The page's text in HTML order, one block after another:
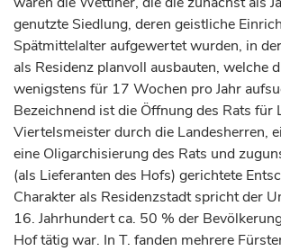
genutzte Siedlung, deren geistliche
Spätmittelalter aufgewertet wurden, in
als Residenz planvoll ausbauten, welche
wenigstens für 17 Wochen pro Jahr
Bezeichnend ist die Öffnung des Rats für
Viertelsmeister durch die Landesherren,
eine Oligarchisierung des Rats und
(als Lieferanten des Hofs) gerichtete
Charakter als Residenzstadt spricht der
16. Jahrhundertca. 50 % der
Hof tätig war. In T. fanden mehrere